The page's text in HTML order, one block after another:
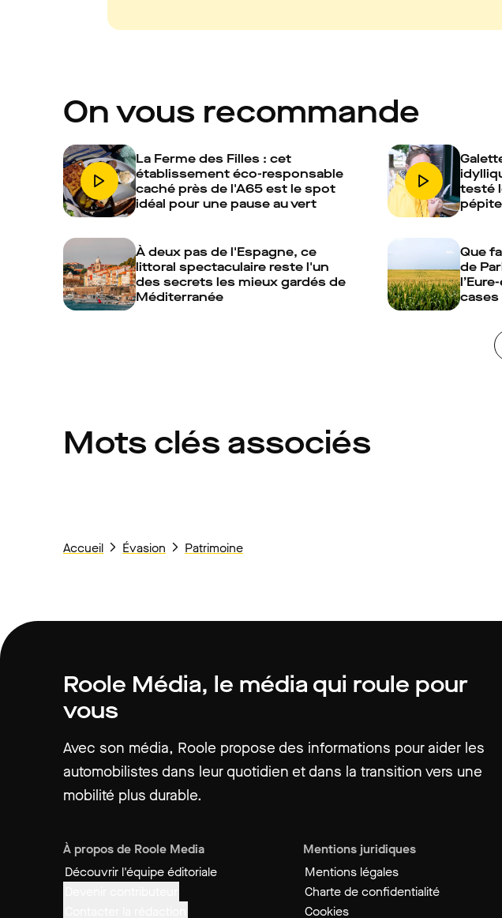
On vous recommande
La Ferme des Filles : cet
établissement éco-responsable
caché près de l'A65 est le spot
idéal pour une pause au vert
testé
À deux pas de l'Espagne, ce
littoral spectaculaire reste l'un
des secrets les mieux gardés de
Méditerranée
Que
de
cases
Mots clés associés
Accueil Évasion Patrimoine
Roole Média, le média qui roule pour
vous
Avec son média, Roole propose des informations pour aider les
automobilistes dans leur quotidien et dans la transition vers une
mobilité plus durable.
À propos de Roole Media
Découvrir l'équipe éditoriale
Mentions juridiques
Mentions légales
Charte de confidentialité
Cookies